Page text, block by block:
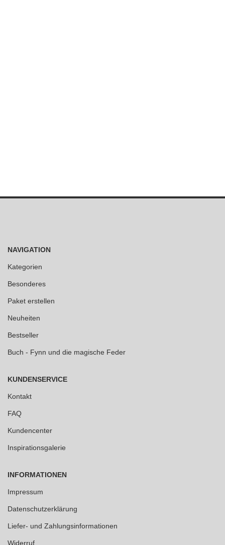
NAVIGATION
Kategorien
Besonderes
Paket erstellen
Neuheiten
Bestseller
Buch - Fynn und die magische Feder
KUNDENSERVICE
Kontakt
FAQ
Kundencenter
Inspirationsgalerie
INFORMATIONEN
Impressum
Datenschutzerklärung
Liefer- und Zahlungsinformationen
Widerruf